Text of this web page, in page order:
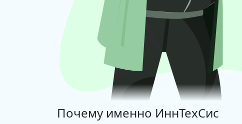
Почему именно ИннТехСис